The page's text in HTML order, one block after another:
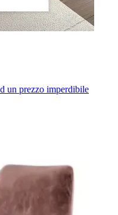
un prezzo imperdibile